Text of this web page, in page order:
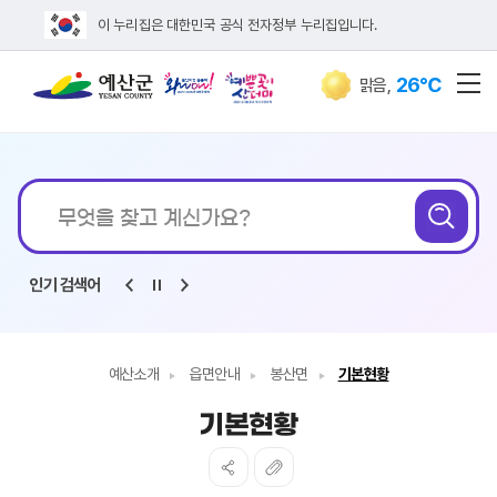
이 누리집은 대한민국 공식 전자정부 누리집입니다.
맑음, 26℃
통합검색
찾고
계신가요?
검
인기 검색어
예산소개 읍면안내 봉산면 기본현황
기본현황